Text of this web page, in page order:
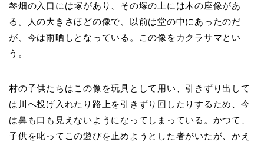
琴畑の入口には塚があり、その塚の上には木の座像があ
る。人の大きさほどの像で、以前は堂の中にあったのだ
が、今は雨晒しとなっている。この像をカクラサマとい
う。
村の子供たちはこの像を玩具として用い、引きずり出して
は川へ投げ入れたり路上を引きずり回したりするため、今
は鼻も口も見えないようになってしまっている。かつて、
子供を叱ってこの遊びを止めようとした者がいたが、かえ